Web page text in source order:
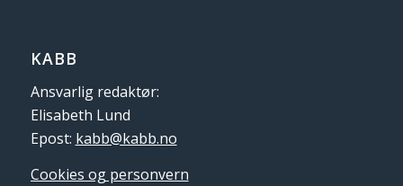
KABB
Ansvarlig redaktør:
Elisabeth Lund
Epost: kabb@kabb.no
Cookies og personvern